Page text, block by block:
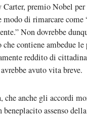
premio Nobel
di rimarcare come
Non dovrebbe
contiene ambedue
reddito di
avuto vita breve.
che anche gli accordi
beneplacito assenso